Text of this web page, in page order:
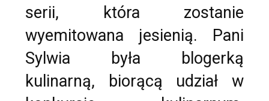
serii, która zostanie
wyemitowana jesienią. Pani
Sylwia była blogerką
kulinarną, biorącą udział w